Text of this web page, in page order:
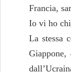
Francia,
Io vi ho
La stessa